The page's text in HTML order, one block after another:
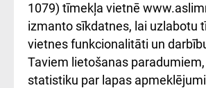
Kā pie mums nokļūt
Rēķinu apmaksas
ceļvedis
1079) tīmekļa vietnē
izmanto sīkdatnes, lai uzlabotu
vietnes funkcionalitāti un
Taviem lietošanas
statistiku par lapas